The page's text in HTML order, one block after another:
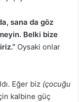
sana da göz
Belki bize
Oysaki onlar
Eğer biz (çocuğu
kalbine güç